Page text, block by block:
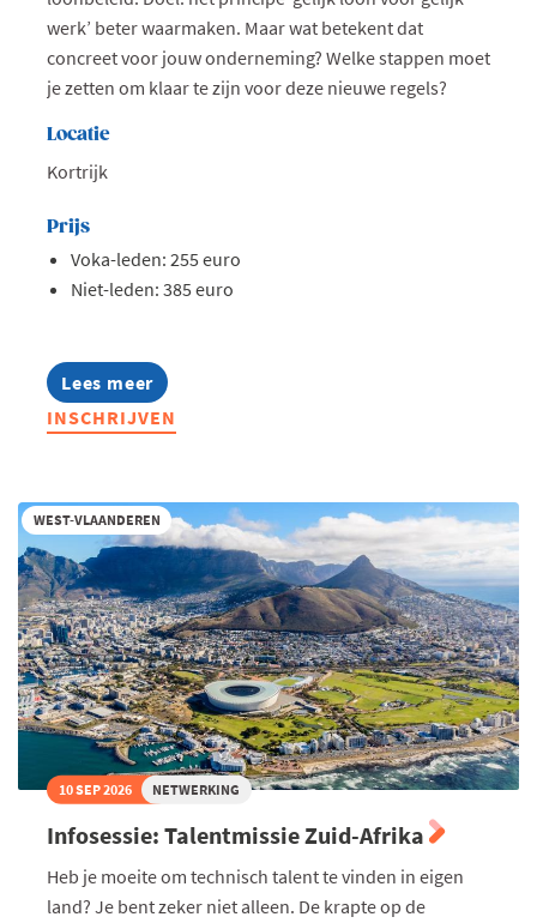
werk’ beter waarmaken. Maar wat betekent dat
concreet voor jouw onderneming? Welke stappen moet
je zetten om klaar te zijn voor deze nieuwe regels?
Locatie
Kortrijk
Prijs
Voka-leden: 255 euro
Niet-leden: 385 euro
Lees meer
about
Opleiding:
Zo
EU-
regels
rond
loontransparantie
toe
in
jouw
onderneming
INSCHRIJVEN
WEST-VLAANDEREN
10 SEP 2026 NETWERKING
Infosessie: Talentmissie Zuid-Afrika
Heb je moeite om technisch talent te vinden in eigen
land? Je bent zeker niet alleen. De krapte op de